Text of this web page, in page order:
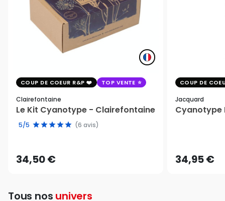
COUP DE COEUR R&P TOP VENTE
Clairefontaine
Le Kit Cyanotype - Clairefontaine
5/5 (6 avis)
34,50 €
COUP DE
Jacquard
Cyanotype
34,95 €
Tous nos univers